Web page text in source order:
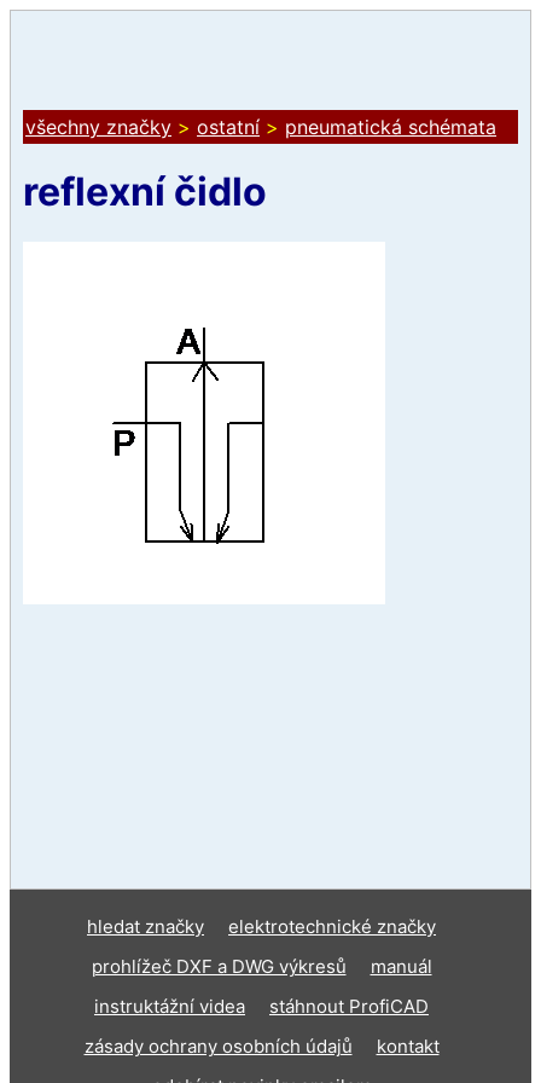
všechny značky > ostatní > pneumatická schémata
reflexní čidlo
hledat značky
elektrotechnické značky
prohlížeč DXF a DWG výkresů
manuál
instruktážní videa
stáhnout ProfiCAD
zásady ochrany osobních údajů
kontakt